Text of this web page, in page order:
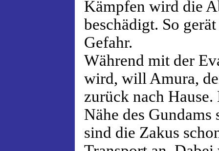
Kämpfen wird die
beschädigt. So
Gefahr.
Während mit der
wird, will Amura,
zurück nach
Nähe des
sind die Zakus